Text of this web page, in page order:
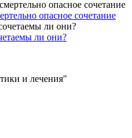
опасное сочетание
ли они?
и лечения"